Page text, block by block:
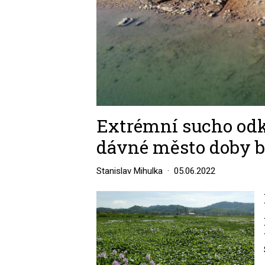
Extrémní sucho
dávné město doby
Stanislav Mihulka 05.06.2022
Image